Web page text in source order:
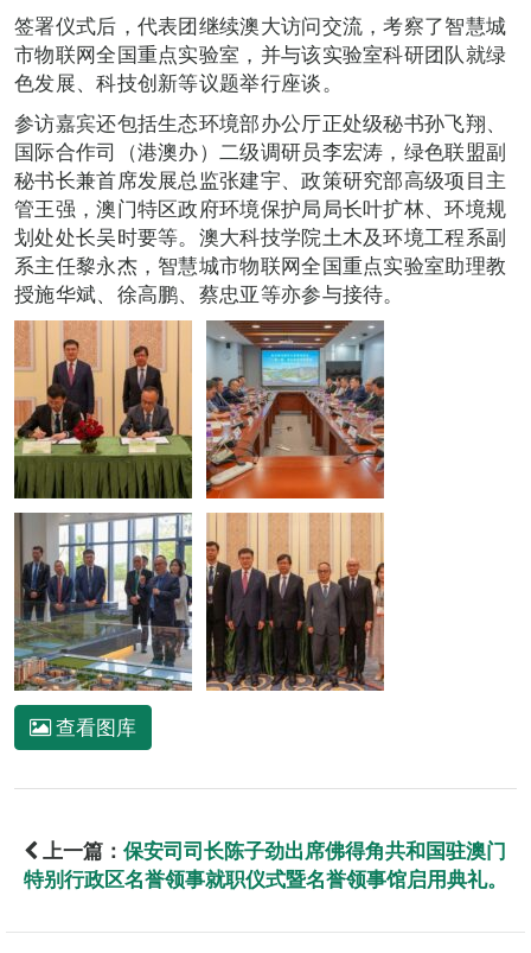
签署仪式后，代表团继续澳大访问交流，考察了智慧城
市物联网全国重点实验室，并与该实验室科研团队就绿
色发展、科技创新等议题举行座谈。
参访嘉宾还包括生态环境部办公厅正处级秘书孙飞翔、
国际合作司（港澳办）二级调研员李宏涛，绿色联盟副
秘书长兼首席发展总监张建宇、政策研究部高级项目主
管王强，澳门特区政府环境保护局局长叶扩林、环境规
划处处长吴时要等。澳大科技学院土木及环境工程系副
系主任黎永杰，智慧城市物联网全国重点实验室助理教
授施华斌、徐高鹏、蔡忠亚等亦参与接待。
查看图库
上一篇： 保安司司长陈子劲出席佛得角共和国驻澳门
特别行政区名誉领事就职仪式暨名誉领事馆启用典礼。